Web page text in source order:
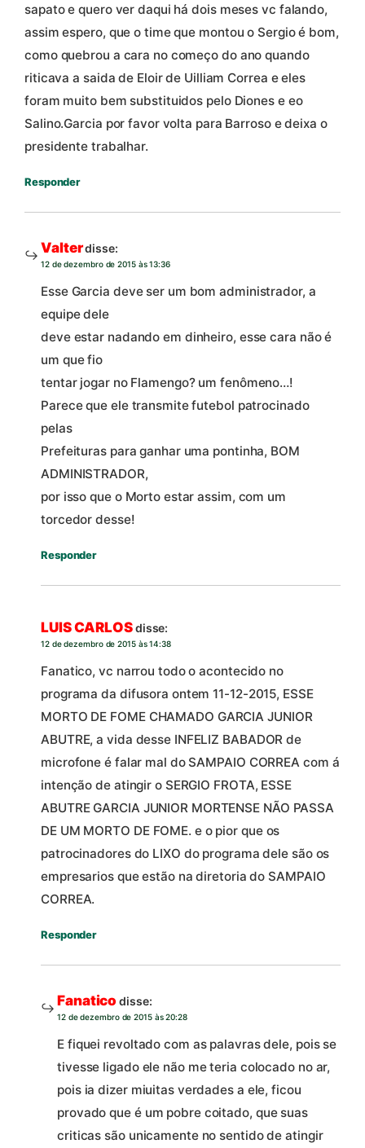
sapato e quero ver daqui há dois meses vc falando,
assim espero, que o time que montou o Sergio é bom,
como quebrou a cara no começo do ano quando
riticava a saida de Eloir de Uilliam Correa e eles
foram muito bem substituidos pelo Diones e eo
Salino.Garcia por favor volta para Barroso e deixa o
presidente trabalhar.
Responder
Valterdisse:
12 de dezembro de 2015 às 13:36
Esse Garcia deve ser um bom administrador, a
equipe dele
deve estar nadando em dinheiro, esse cara não é
um que fio
tentar jogar no Flamengo? um fenômeno…!
Parece que ele transmite futebol patrocinado
pelas
Prefeituras para ganhar uma pontinha, BOM
ADMINISTRADOR,
por isso que o Morto estar assim, com um
torcedor desse!
Responder
LUIS CARLOSdisse:
12 de dezembro de 2015 às 14:38
Fanatico, vc narrou todo o acontecido no
programa da difusora ontem 11-12-2015, ESSE
MORTO DE FOME CHAMADO GARCIA JUNIOR
ABUTRE, a vida desse INFELIZ BABADOR de
microfone é falar mal do SAMPAIO CORREA com á
intenção de atingir o SERGIO FROTA, ESSE
ABUTRE GARCIA JUNIOR MORTENSE NÃO PASSA
DE UM MORTO DE FOME. e o pior que os
patrocinadores do LIXO do programa dele são os
empresarios que estão na diretoria do SAMPAIO
CORREA.
Responder
Fanatico disse:
12 de dezembro de 2015 às 20:28
E fiquei revoltado com as palavras dele, pois se
tivesse ligado ele não me teria colocado no ar,
pois ia dizer miuitas verdades a ele, ficou
provado que é um pobre coitado, que suas
criticas são unicamente no sentido de atingir